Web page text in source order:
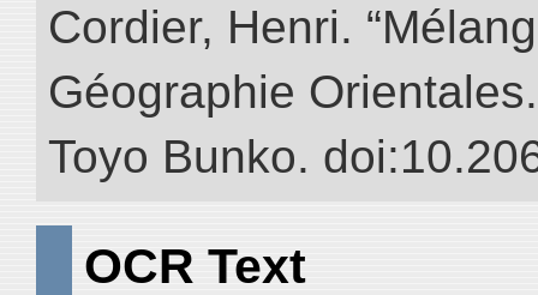
Cordier, Henri.
Géographie
Toyo Bunko.
OCR Text